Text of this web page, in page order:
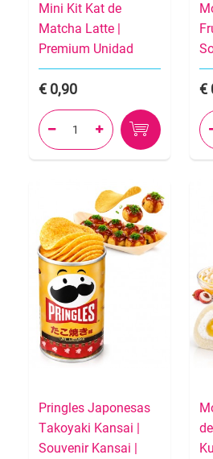
Mini Kit Kat de
Matcha Latte |
Premium Unidad
0,90
 
Pringles Japonesas
Takoyaki Kansai |
Souvenir Kansai |